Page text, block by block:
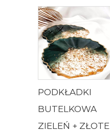
PODKŁADKI
BUTELKOWA
ZIELEŃ + ZŁOTE